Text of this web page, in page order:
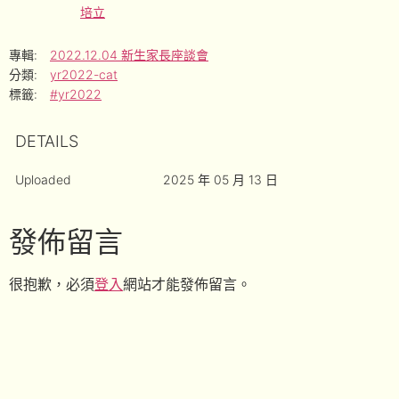
培立
專輯:
2022.12.04 新生家長座談會
分類:
yr2022-cat
標籤:
#yr2022
DETAILS
Uploaded 2025 年 05 月 13 日
發佈留言
很抱歉，必須登入網站才能發佈留言。